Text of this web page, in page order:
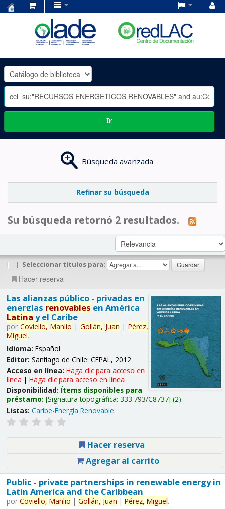
OLADE
-
Ir
Búsqueda avanzada
Refinar su búsqueda
Su búsqueda retornó 2 resultados.
| | Seleccionar títulos para:
Hacer reserva
Las alianzas público - privadas en
energías renovables en América
Latina y el Caribe
por Coviello, Manlio | Gollán, Juan | Pérez,
Miguel.
Idioma: Español
Editor: Santiago de Chile: CEPAL, 2012
Acceso en línea: Haga clic para acceso en
línea | Haga clic para acceso en línea
Disponibilidad: Ítems disponibles para
préstamo: Signatura topográfica: 333.793/C8737 (2).
Listas: Caribe-Energía Renovable.
Hacer reserva
Agregar al carrito
Public - private partnerships in renewable energy in
Latin America and the Caribbean
por Coviello, Manlio | Gollán, Juan | Pérez, Miguel.